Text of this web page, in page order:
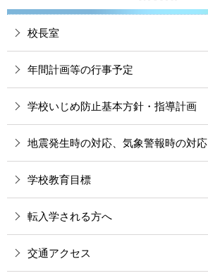
校長室
年間計画等の行事予定
学校いじめ防止基本方針・指導計画
地震発生時の対応、気象警報時の対応
学校教育目標
転入学される方へ
交通アクセス